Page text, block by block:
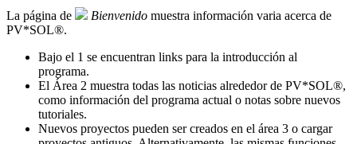
La página de Bienvenido muestra información varia acerca de
PV*SOL®.
Bajo el 1 se encuentran links para la introducción al
programa.
El Área 2 muestra todas las noticias alrededor de PV*SOL®,
como información del programa actual o notas sobre nuevos
tutoriales.
Nuevos proyectos pueden ser creados en el área 3 o cargar